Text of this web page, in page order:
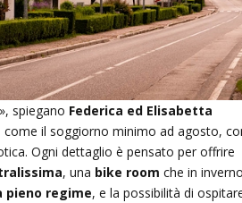
spiegano Federica ed Elisabetta
come il soggiorno minimo ad agosto,
Ogni dettaglio è pensato per offrire
, una bike room che in
pieno regime, e la possibilità di